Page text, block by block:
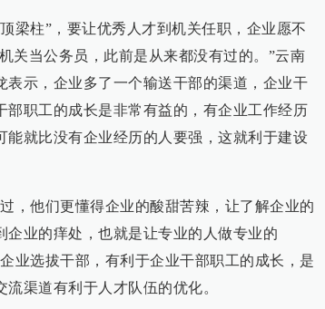
梁柱”，要让优秀人才到机关任职，企业愿不
关当公务员，此前是从来都没有过的。”云南
示，企业多了一个输送干部的渠道，企业干
职工的成长是非常有益的，有企业工作经历
就比没有企业经历的人要强，这就利于建设
，他们更懂得企业的酸甜苦辣，让了解企业的
企业的痒处，也就是让专业的人做专业的
业选拔干部，有利于企业干部职工的成长，是
渠道有利于人才队伍的优化。